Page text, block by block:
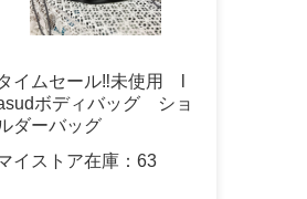
イムセール‼️未使用 l
ボディバッグ ショ
ダーバッグ
イストア在庫： 63